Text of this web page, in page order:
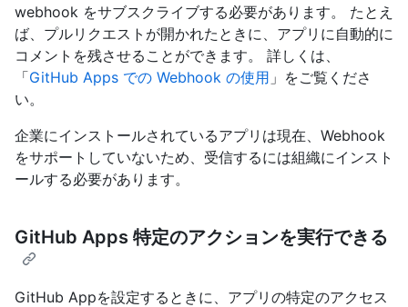
webhook をサブスクライブする必要があります。 たとえ
ば、プルリクエストが開かれたときに、アプリに自動的に
コメントを残させることができます。 詳しくは、
「GitHub Apps での Webhook の使用 」をご覧くださ
い。
企業にインストールされているアプリは現在、Webhook
をサポートしていないため、受信するには組織にインスト
ールする必要があります。
GitHub Apps 特定のアクションを実行できる
GitHub Appを設定するときに、アプリの特定のアクセス